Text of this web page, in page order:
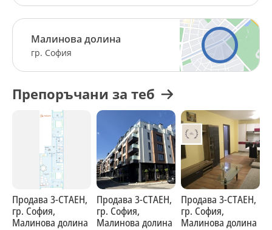
Малинова долина
гр. София
Препоръчани за теб
Продава 3-СТАЕН,
гр. София,
Малинова долина
Продава 3-СТАЕН,
гр. София,
Малинова долина
Продава 3-СТАЕН,
гр. София,
Малинова долина